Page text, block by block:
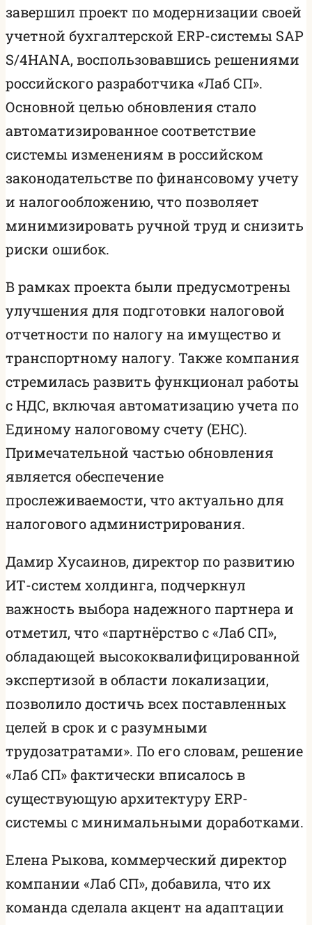
завершил проект по модернизации своей
учетной бухгалтерской ERP-системы SAP
S/4HANA, воспользовавшись решениями
российского разработчика «Лаб СП».
Основной целью обновления стало
автоматизированное соответствие
системы изменениям в российском
законодательстве по финансовому учету
и налогообложению, что позволяет
минимизировать ручной труд и снизить
риски ошибок.
В рамках проекта были предусмотрены
улучшения для подготовки налоговой
отчетности по налогу на имущество и
транспортному налогу. Также компания
стремилась развить функционал работы
с НДС, включая автоматизацию учета по
Единому налоговому счету (ЕНС).
Примечательной частью обновления
является обеспечение
прослеживаемости, что актуально для
налогового администрирования.
Дамир Хусаинов, директор по развитию
ИТ-систем холдинга, подчеркнул
важность выбора надежного партнера и
отметил, что «партнёрство с «Лаб СП»,
обладающей высококвалифицированной
экспертизой в области локализации,
позволило достичь всех поставленных
целей в срок и с разумными
трудозатратами». По его словам, решение
«Лаб СП» фактически вписалось в
существующую архитектуру ERP-
системы с минимальными доработками.
Елена Рыкова, коммерческий директор
компании «Лаб СП», добавила, что их
команда сделала акцент на адаптации